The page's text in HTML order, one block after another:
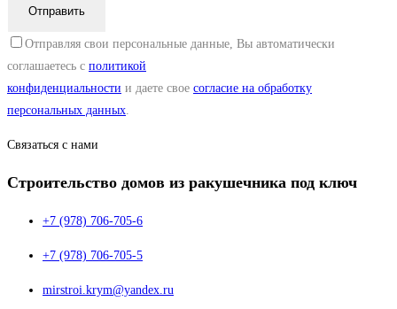
Отправляя свои персональные данные, Вы автоматически
соглашаетесь с политикой
конфиденциальности и даете свое согласие на обработку
персональных данных
Связаться с нами
Строительство домов из ракушечника под ключ
+7 (978) 706-705-6
+7 (978) 706-705-5
mirstroi.krym@yandex.ru